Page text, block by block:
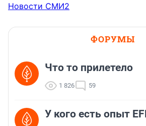
Новости СМИ2
ФОРУМЫ
Что то прилетело
1 826 59
У кого есть опыт